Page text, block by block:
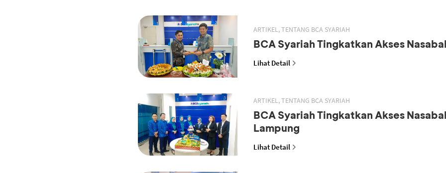
ARTIKEL, TENTANG BCA SYARIAH
BCA Syariah Tingkatkan Akses
Lihat Detail
ARTIKEL, TENTANG BCA SYARIAH
BCA Syariah Tingkatkan Akses
Lampung
Lihat Detail